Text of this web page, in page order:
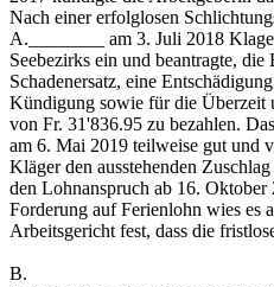
Nach einer erfolglosen
A.________ am 3. Juli 2018
Seebezirks ein und beantragte,
Schadenersatz, eine
Kündigung sowie für die Überzeit
von Fr. 31'836.95 zu bezahlen.
am 6. Mai 2019 teilweise gut und
Kläger den ausstehenden
den Lohnanspruch ab 16. Oktober
Forderung auf Ferienlohn wies es
Arbeitsgericht fest, dass die
B.